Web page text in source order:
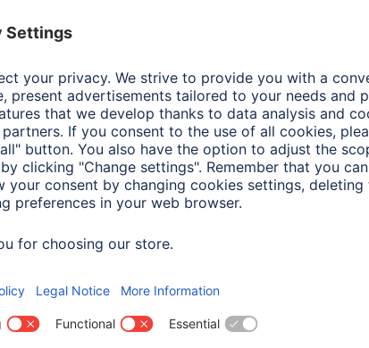
Kolor
Linia produktowa
Odcień koloru
Seria